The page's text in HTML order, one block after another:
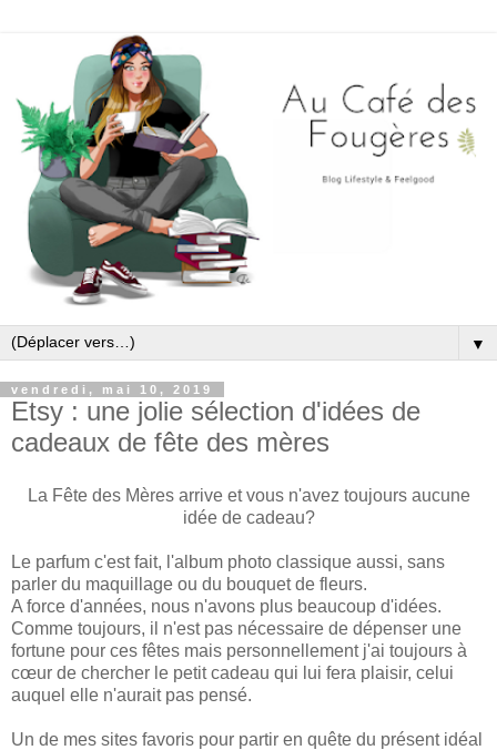
▼
vendredi, mai 10, 2019
Etsy : une jolie sélection d'idées de
cadeaux de fête des mères
La Fête des Mères arrive et vous n'avez toujours aucune
idée de cadeau?
Le parfum c'est fait, l'album photo classique aussi, sans
parler du maquillage ou du bouquet de fleurs.
A force d'années, nous n'avons plus beaucoup d'idées.
Comme toujours, il n'est pas nécessaire de dépenser une
fortune pour ces fêtes mais personnellement j'ai toujours à
cœur de chercher le petit cadeau qui lui fera plaisir, celui
auquel elle n'aurait pas pensé.
Un de mes sites favoris pour partir en quête du présent idéal